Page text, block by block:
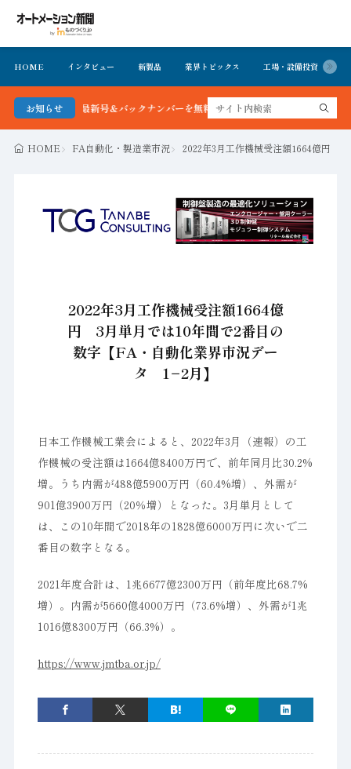
HOME インタビュー 新製品 業界トピックス 工場・設備投資
お知らせ
ン新聞 最新号＆バックナンバーを無料で公開中 詳細はこちら
HOME FA自動化・製造業市況 2022年3月工作機械受注額1664億円 3
2022年3月工作機械受注額1664億
円 3月単月では10年間で2番目の
数字【FA・自動化業界市況デー
タ 1−2月】
日本工作機械工業会によると、2022年3月（速報）の工
作機械の受注額は1664億8400万円で、前年同月比30.2%
増。うち内需が488億5900万円（60.4%増）、外需が
901億3900万円（20％増）となった。3月単月として
は、この10年間で2018年の1828億6000万円に次いで二
番目の数字となる。
2021年度合計は、1兆6677億2300万円（前年度比68.7%
増）。内需が5660億4000万円（73.6%増）、外需が1兆
1016億8300万円（66.3%）。
https://www.jmtba.or.jp/